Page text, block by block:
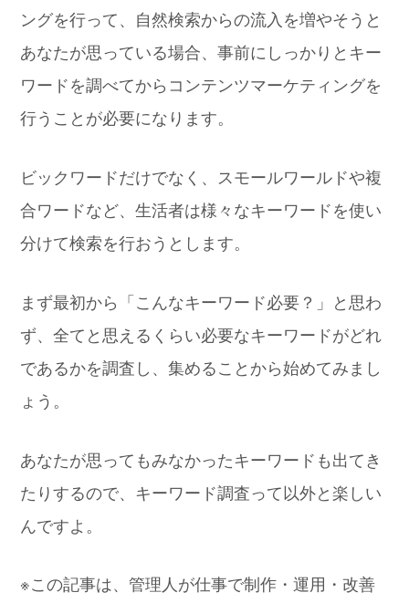
ングを行って、自然検索からの流入を増やそうと
あなたが思っている場合、事前にしっかりとキー
ワードを調べてからコンテンツマーケティングを
行うことが必要になります。
ビックワードだけでなく、スモールワールドや複
合ワードなど、生活者は様々なキーワードを使い
分けて検索を行おうとします。
まず最初から「こんなキーワード必要？」と思わ
ず、全てと思えるくらい必要なキーワードがどれ
であるかを調査し、集めることから始めてみまし
ょう。
あなたが思ってもみなかったキーワードも出てき
たりするので、キーワード調査って以外と楽しい
んですよ。
※この記事は、管理人が仕事で制作・運用・改善